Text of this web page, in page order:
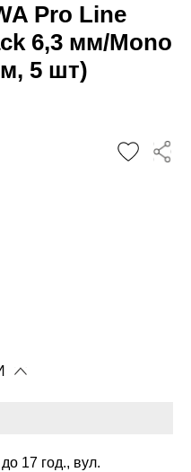
Pro Line
6,3 мм/Mono
5 шт)
17 год., вул.